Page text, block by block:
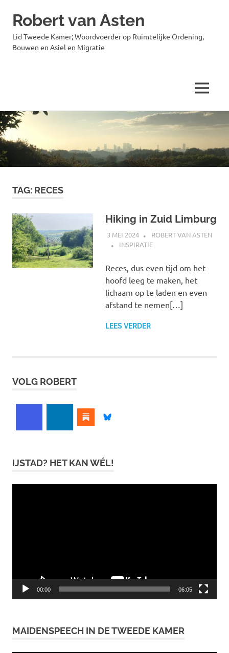
Ga
naar
de
inhoud
Robert van Asten
Lid Tweede Kamer; Woordvoerder op Ruimtelijke Ordening,
Bouwen en Asiel en Migratie
MENU
TAG: RECES
Hiking in Zuid Limburg
3 MEI 2024
ROBERT VAN ASTEN
INSPIRATIE
Reces, dus even tijd om het
hoofd leeg te maken, het
lichaam op te laden en even
afstand te nemen[…]
LEES VERDER
VOLG ROBERT
IJSTAD? HET KAN WÉL!
00:00 06:05
MAIDENSPEECH IN DE TWEEDE KAMER